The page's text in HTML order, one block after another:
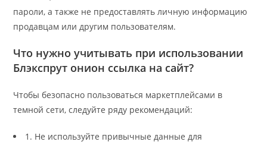
пароли, а также не предоставлять личную информацию
продавцам или другим пользователям.
Что нужно учитывать при использовании
Блэкспрут онион ссылка на сайт?
Чтобы безопасно пользоваться маркетплейсами в
темной сети, следуйте ряду рекомендаций:
1. Не используйте привычные данные для